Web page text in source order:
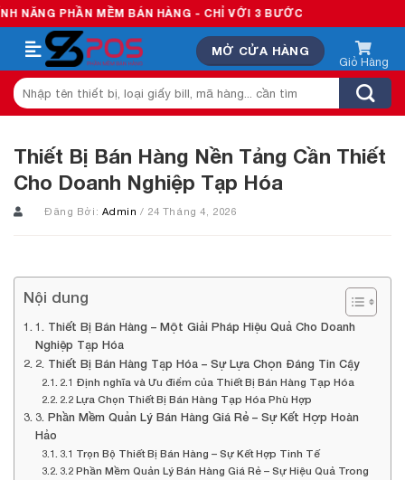
Skip
to
content
MỀM BÁN HÀNG - CHỈ VỚI 3 BƯỚC
MỞ CỬA HÀNG
Tìm
kiếm:
Thiết Bị Bán Hàng Nền Tảng Cần Thiết
Cho Doanh Nghiệp Tạp Hóa
Đăng Bởi: Admin/ 24 Tháng 4, 2026
Nội dung
1. Thiết Bị Bán Hàng – Một Giải Pháp Hiệu Quả Cho Doanh
Nghiệp Tạp Hóa
2. Thiết Bị Bán Hàng Tạp Hóa – Sự Lựa Chọn Đáng Tin Cậy
2.1 Định nghĩa và Ưu điểm của Thiết Bị Bán Hàng Tạp Hóa
2.2 Lựa Chọn Thiết Bị Bán Hàng Tạp Hóa Phù Hợp
3. Phần Mềm Quản Lý Bán Hàng Giá Rẻ – Sự Kết Hợp Hoàn
Hảo
3.1 Trọn Bộ Thiết Bị Bán Hàng – Sự Kết Hợp Tinh Tế
3.2 Phần Mềm Quản Lý Bán Hàng Giá Rẻ – Sự Hiệu Quả Trong